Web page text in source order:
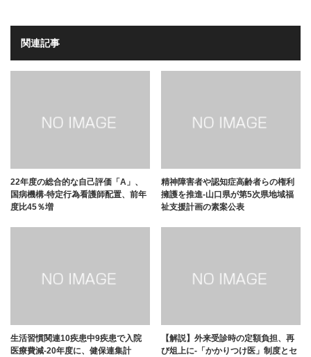
関連記事
22年度の総合的な自己評価「A」、
国病機構-特定行為看護師配置、前年
度比45％増
精神障害者や認知症高齢者らの権利
擁護を推進-山口県が第5次県地域福
祉支援計画の素案公表
生活習慣関連10疾患中9疾患で入院
医療費減-20年度に、健保連集計
【解説】外来受診時の定額負担、再
び俎上に-「かかりつけ医」制度とセ